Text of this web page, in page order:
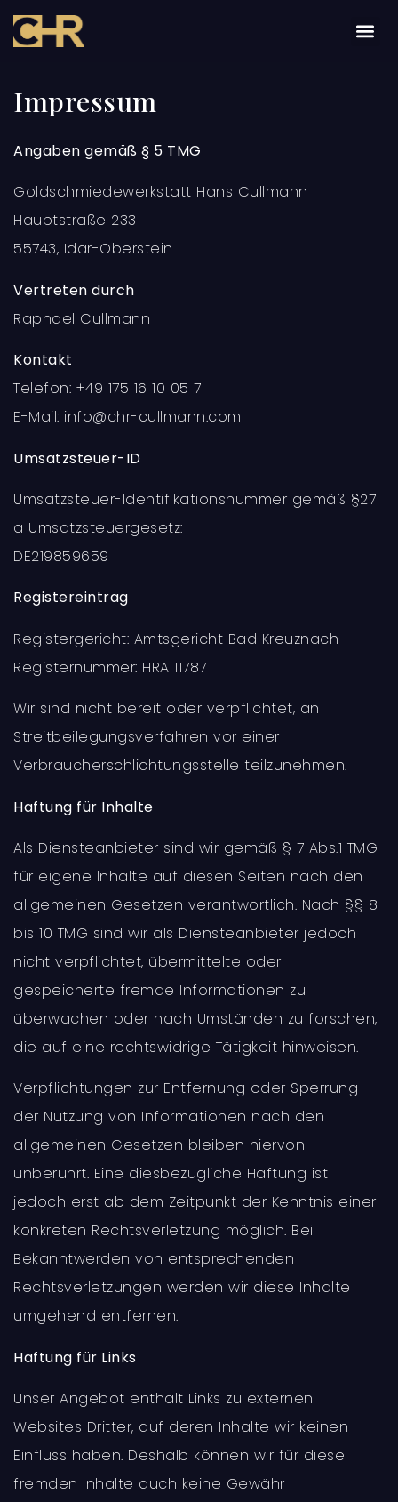
Impressum
Angaben gemäß § 5 TMG
Goldschmiedewerkstatt Hans Cullmann
Hauptstraße 233
55743, Idar-Oberstein
Vertreten durch
Raphael Cullmann
Kontakt
Telefon: +49 175 16 10 05 7
E-Mail: info@chr-cullmann.com
Umsatzsteuer-ID
Umsatzsteuer-Identifikationsnummer gemäß §27
a Umsatzsteuergesetz:
DE219859659
Registereintrag
Registergericht: Amtsgericht Bad Kreuznach
Registernummer: HRA 11787
Wir sind nicht bereit oder verpflichtet, an
Streitbeilegungsverfahren vor einer
Verbraucherschlichtungsstelle teilzunehmen.
Haftung für Inhalte
Als Diensteanbieter sind wir gemäß § 7 Abs.1 TMG
für eigene Inhalte auf diesen Seiten nach den
allgemeinen Gesetzen verantwortlich. Nach §§ 8
bis 10 TMG sind wir als Diensteanbieter jedoch
nicht verpflichtet, übermittelte oder
gespeicherte fremde Informationen zu
überwachen oder nach Umständen zu forschen,
die auf eine rechtswidrige Tätigkeit hinweisen.
Verpflichtungen zur Entfernung oder Sperrung
der Nutzung von Informationen nach den
allgemeinen Gesetzen bleiben hiervon
unberührt. Eine diesbezügliche Haftung ist
jedoch erst ab dem Zeitpunkt der Kenntnis einer
konkreten Rechtsverletzung möglich. Bei
Bekanntwerden von entsprechenden
Rechtsverletzungen werden wir diese Inhalte
umgehend entfernen.
Haftung für Links
Unser Angebot enthält Links zu externen
Websites Dritter, auf deren Inhalte wir keinen
Einfluss haben. Deshalb können wir für diese
fremden Inhalte auch keine Gewähr